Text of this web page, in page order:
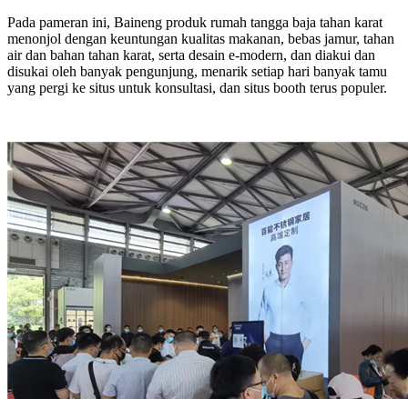
Pada pameran ini, Baineng produk rumah tangga baja tahan karat
menonjol dengan keuntungan kualitas makanan, bebas jamur, tahan
air dan bahan tahan karat, serta desain e-modern, dan diakui dan
disukai oleh banyak pengunjung, menarik setiap hari banyak tamu
yang pergi ke situs untuk konsultasi, dan situs booth terus populer.